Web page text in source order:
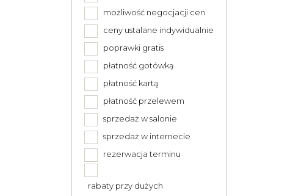
możliwość negocjacji cen
ceny ustalane indywidualnie
poprawki gratis
płatność gotówką
płatność kartą
płatność przelewem
sprzedaż w salonie
sprzedaż w internecie
rezerwacja terminu
rabaty przy dużych